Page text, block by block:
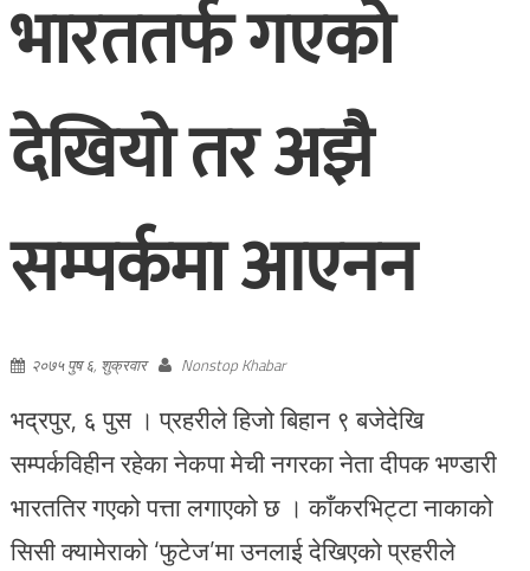
भारततर्फ गएको
देखियो तर अझै
सम्पर्कमा आएनन
२०७५ पुष ६, शुक्रवार Nonstop Khabar
भद्रपुर, ६ पुस । प्रहरीले हिजो बिहान ९ बजेदेखि
सम्पर्कविहीन रहेका नेकपा मेची नगरका नेता दीपक भण्डारी
भारततिर गएको पत्ता लगाएको छ । काँकरभिट्टा नाकाको
सिसी क्यामेराको ‘फुटेज’मा उनलाई देखिएको प्रहरीले